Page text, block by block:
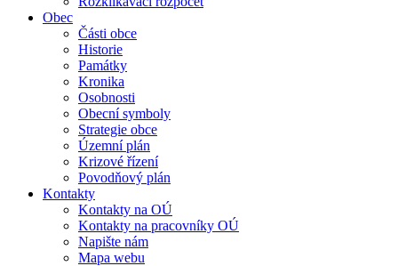
Obec
Části obce
Historie
Památky
Kronika
Osobnosti
Obecní symboly
Strategie obce
Územní plán
Krizové řízení
Povodňový plán
Kontakty
Kontakty na OÚ
Kontakty na pracovníky OÚ
Napište nám
Mapa webu